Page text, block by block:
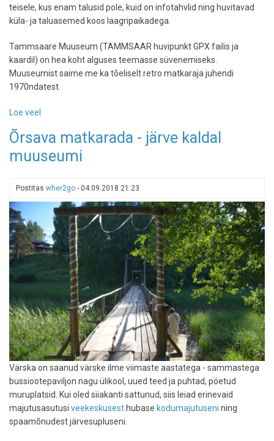
teisele, kus enam talusid pole, kuid on infotahvlid ning huvitavad
küla- ja taluasemed koos laagripaikadega.
Tammsaare Muuseum (TAMMSAAR huvipunkt GPX failis ja
kaardil) on hea koht alguses teemasse süvenemiseks.
Muuseumist saime me ka tõeliselt retro matkaraja juhendi
1970ndatest.
Loe veel
Matsimäe
matkarada
Õrsava matkarada - järve kaldal
muuseumi
Postitas wher2go - 04.09.2018 21:23
Värska on saanud värske ilme viimaste aastatega - sammastega
bussiootepaviljon nagu ülikool, uued teed ja puhtad, pöetud
muruplatsid. Kui oled siiakanti sattunud, siis leiad erinevaid
majutusasutusi veekeskusesthubase kodumajutuseni ning
spaamõnudest järvesupluseni.